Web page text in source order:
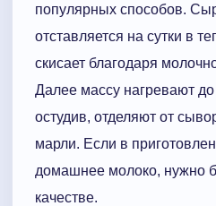
популярных способов.
отставляется на сутки в
скисает благодаря
Далее массу нагревают до
остудив, отделяют от
марли. Если в
домашнее молоко, нужно
качестве.